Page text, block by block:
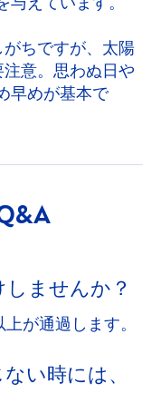
ちですが、太陽
意。思わぬ日や
早めが基本で
ませんか？
が通過します。
い時には、